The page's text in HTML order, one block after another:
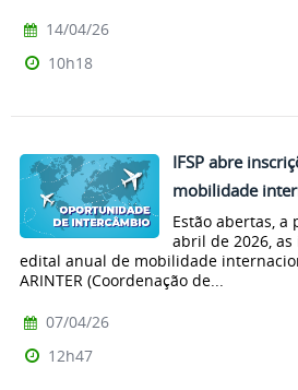
14/04/26
10h18
IFSP abre
mobilidade
Estão abertas,
abril de 2026,
edital anual de mobilidade
ARINTER (Coordenação de...
07/04/26
12h47